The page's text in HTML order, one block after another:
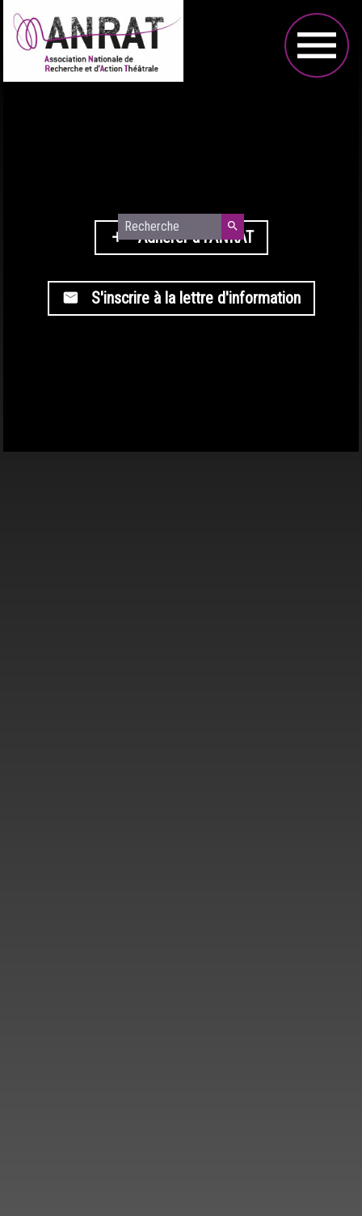
search
menu
add Adhérer à l'ANRAT
email S'inscrire à la lettre d'information